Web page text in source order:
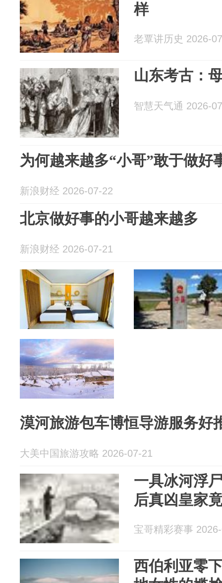
样
老覃讲历史 2026-
山东考古：
智慧天气通 2026-
为何越来越多“小哥”敢于做好
新浪财经 2026-07-22
北京做好事的小哥越来越多
新浪财经 2026-07-21
漠河旅游包车博恒导游服务好
大美中国旅游攻略 2026-07-21
一具冰河浮
后真凶皇家
宝哥精彩赛事
西伯利亚零